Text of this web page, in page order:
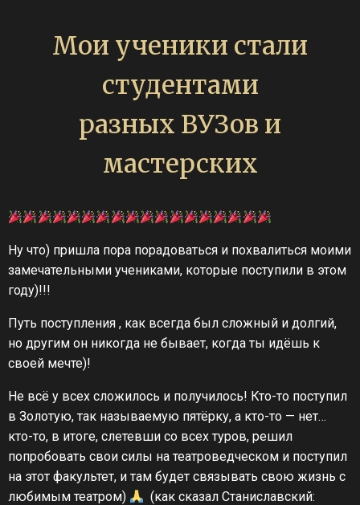
Мои ученики стали
студентами
разных ВУЗов и
мастерских
Ну что) пришла пора порадоваться и похвалиться моими
замечательными учениками, которые поступили в этом
году)!!!
Путь поступления , как всегда был сложный и долгий,
но другим он никогда не бывает, когда ты идёшь к
своей мечте)!
Не всё у всех сложилось и получилось! Кто-то поступил
в Золотую, так называемую пятёрку, а кто-то — нет…
кто-то, в итоге, слетевши со всех туров, решил
попробовать свои силы на театроведческом и поступил
на этот факультет, и там будет связывать свою жизнь с
любимым театром)
(как сказал Станиславский: